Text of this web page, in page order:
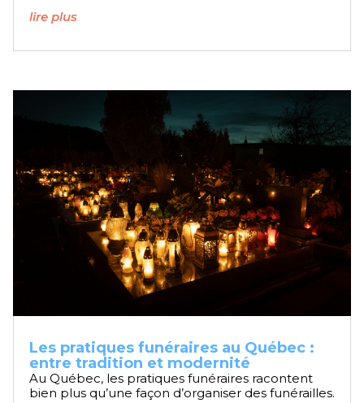
lire plus
Les pratiques funéraires au Québec :
entre tradition et modernité
Au Québec, les pratiques funéraires racontent
bien plus qu’une façon d’organiser des funérailles.